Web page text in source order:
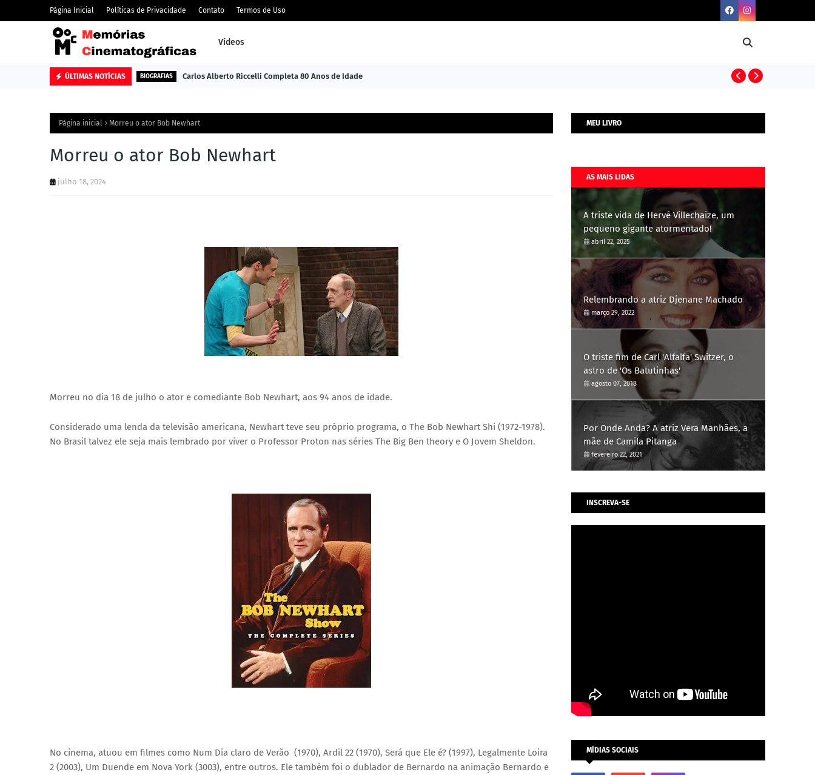
Página Inicial Políticas de Privacidade Contato Termos de Uso
Vídeos
ÚLTIMAS NOTÍCIAS BIOGRAFIAS Carlos Alberto Riccelli Completa 80 Anos de Idade
Página inicial Morreu o ator Bob Newhart
Morreu o ator Bob Newhart
julho 18, 2024
Morreu no dia 18 de julho o ator e comediante Bob Newhart, aos 94 anos de idade.
Considerado uma lenda da televisão americana, Newhart teve seu próprio programa, o The Bob Newhart Shi (1972-1978).
No Brasil talvez ele seja mais lembrado por viver o Professor Proton nas séries The Big Ben theory e O Jovem Sheldon.
No cinema, atuou em filmes como Num Dia claro de Verão (1970), Ardil 22 (1970), Será que Ele é? (1997), Legalmente Loira
2 (2003), Um Duende em Nova York (3003), entre outros. Ele também foi o dublador de Bernardo na animação Bernardo e
MEU LIVRO
AS MAIS LIDAS
A triste vida de Hervé Villechaize, um
pequeno gigante atormentado!
abril 22, 2025
Relembrando a atriz Djenane Machado
março 29, 2022
O triste fim de Carl 'Alfalfa' Switzer, o
astro de 'Os Batutinhas'
agosto 07, 2018
Por Onde Anda? A atriz Vera Manhães, a
mãe de Camila Pitanga
fevereiro 22, 2021
INSCREVA-SE
MÍDIAS SOCIAIS